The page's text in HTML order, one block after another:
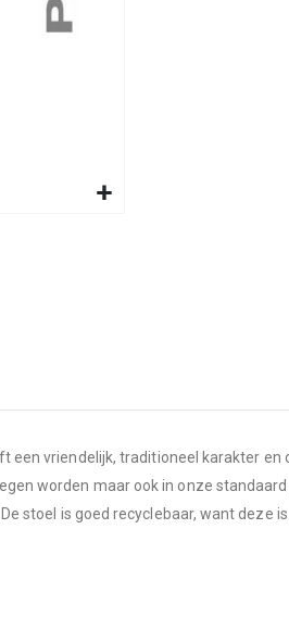
een vriendelijk, traditioneel karakter
worden maar ook in onze
stoel is goed recyclebaar, want deze